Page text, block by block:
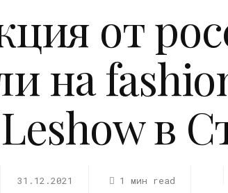
от
на
в
31.12.2021 1 мин read